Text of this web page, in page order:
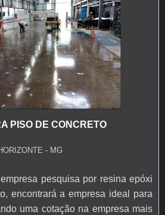
PISO DE CONCRETO
- MG
pesquisa por resina epóxi
encontrará a empresa ideal para
uma cotação na empresa mais